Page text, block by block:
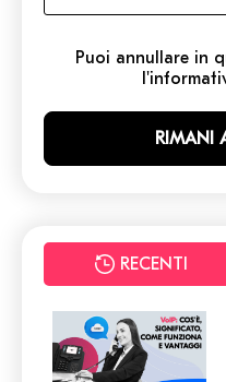
Puoi annullare in
RECENTI